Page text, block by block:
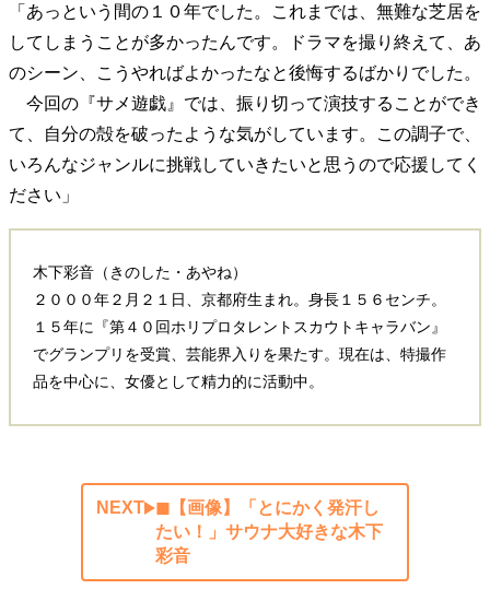
「あっという間の１０年でした。これまでは、無難な芝居を
してしまうことが多かったんです。ドラマを撮り終えて、あ
のシーン、こうやればよかったなと後悔するばかりでした。
今回の『サメ遊戯』では、振り切って演技することができ
て、自分の殻を破ったような気がしています。この調子で、
いろんなジャンルに挑戦していきたいと思うので応援してく
ださい」
木下彩音（きのした・あやね）
２０００年２月２１日、京都府生まれ。身長１５６センチ。
１５年に『第４０回ホリプロタレントスカウトキャラバン』
でグランプリを受賞、芸能界入りを果たす。現在は、特撮作
品を中心に、女優として精力的に活動中。
NEXT
◼︎【画像】「とにかく発汗し
たい！」サウナ大好きな木下
彩音